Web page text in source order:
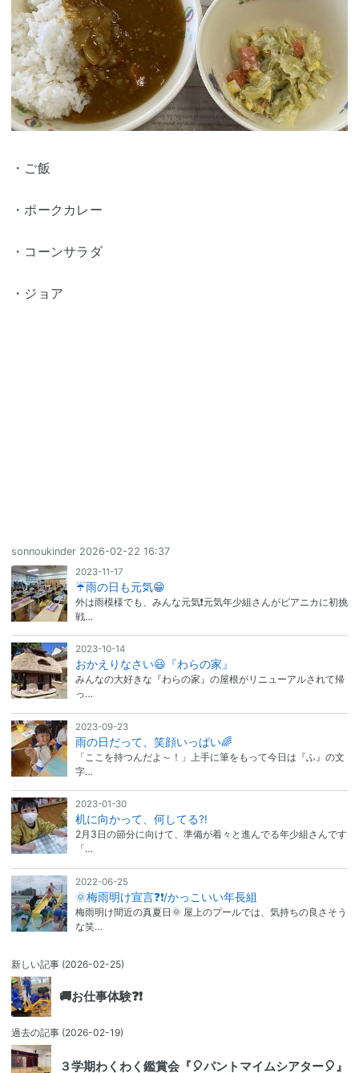
・ご飯
・ポークカレー
・コーンサラダ
・ジョア
sonnoukinder 2026-02-22 16:37
2023-11-17
☔雨の日も元気😁
外は雨模様でも、みんな元気❗元気年少組さんがピアニカに初挑
戦…
2023-10-14
おかえりなさい😃『わらの家』
みんなの大好きな『わらの家』の屋根がリニューアルされて帰
っ…
2023-09-23
雨の日だって、笑顔いっぱい🌈
「ここを持つんだよ～！」上手に筆をもって今日は『ふ』の文
字…
2023-01-30
机に向かって、何してる?!
2月3日の節分に向けて、準備が着々と進んでる年少組さんです
「…
2022-06-25
🌞梅雨明け宣言❓❗/かっこいい年長組
梅雨明け間近の真夏日🌞 屋上のプールでは、気持ちの良さそう
な笑…
新しい記事 (2026-02-25)
🚚お仕事体験❓❗
過去の記事 (2026-02-19)
３学期わくわく鑑賞会『🎈パントマイムシアター🎈』